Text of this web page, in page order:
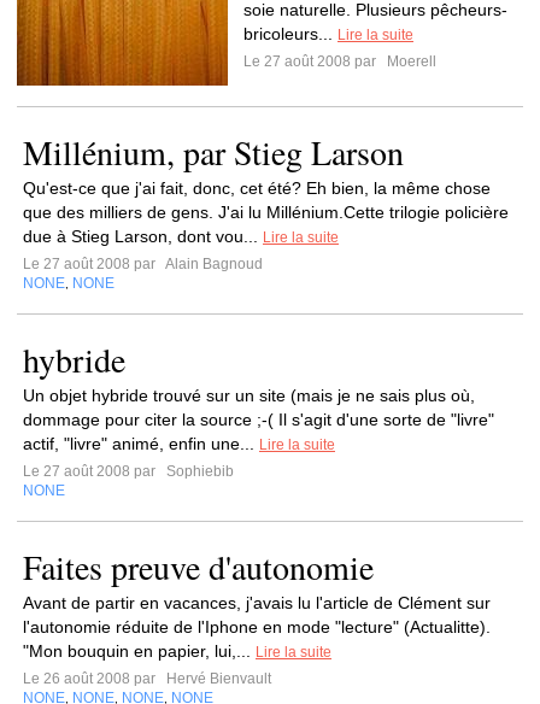
soie naturelle. Plusieurs pêcheurs-
bricoleurs...
Lire la suite
Le 27 août 2008 par
Moerell
Millénium, par Stieg Larson
Qu'est-ce que j'ai fait, donc, cet été? Eh bien, la même chose
que des milliers de gens. J'ai lu Millénium.Cette trilogie policière
due à Stieg Larson, dont vou...
Lire la suite
Le 27 août 2008 par Alain Bagnoud
NONE NONE
hybride
Un objet hybride trouvé sur un site (mais je ne sais plus où,
dommage pour citer la source ;-( Il s'agit d'une sorte de "livre"
actif, "livre" animé, enfin une...
Lire la suite
Le 27 août 2008 par
Sophiebib
NONE
Faites preuve d'autonomie
Avant de partir en vacances, j'avais lu l'article de Clément sur
l'autonomie réduite de l'Iphone en mode "lecture" (Actualitte).
"Mon bouquin en papier, lui,...
Lire la suite
Le 26 août 2008 par
Hervé Bienvault
NONE NONE NONE NONE